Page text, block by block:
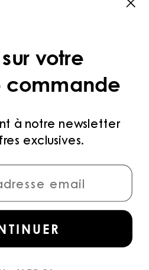
aux dernières
et actualités.
votre
commande
à notre newsletter
exclusives.